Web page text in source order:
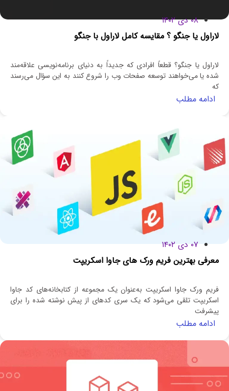
۰۸ دی ۱۴۰۲
لاراول یا جنگو ؟ مقایسه کامل لاراول با جنگو
لاراول یا جنگو؟ قطعاً افرادی که جدیداً به دنیای برنامه‌نویسی علاقه‌مند
شده یا می‌خواهند توسعه صفحات وب را شروع کنند به این سؤال می‌رسند
که
ادامه مطلب
۰۷ دی ۱۴۰۲
معرفی بهترین فریم ورک‌ های جاوا اسکریپت
فریم ورک جاوا اسکریپت به‌عنوان یک مجموعه از کتابخانه‌های کد جاوا
اسکریپت تلقی می‌شود که یک سری کدهای از پیش نوشته شده را برای
پیشرفت
ادامه مطلب